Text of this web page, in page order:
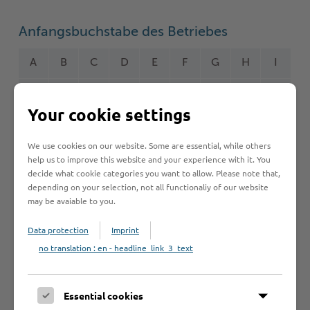
Anfangsbuchstabe des Betriebes
A B C D E F G H
S T U V W Y
Betrieb anmelden
Ihren Betrieb in 3 einfachen Schritten an.
Your cookie settings
We use cookies on our website. Some are essential, while others
help us to improve this website and your experience with it. You
decide what cookie categories you want to allow. Please note that,
depending on your selection, not all functionaliy of our website
may be avaiable to you.
Data protection
Imprint
no translation : en - headline_link_3_text
Essential cookies